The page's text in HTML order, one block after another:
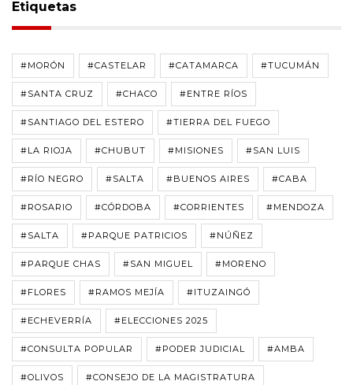
Etiquetas
#MORÓN #CASTELAR #CATAMARCA #TUCUMÁN
#SANTA CRUZ #CHACO #ENTRE RÍOS
#SANTIAGO DEL ESTERO #TIERRA DEL FUEGO
#LA RIOJA #CHUBUT #MISIONES #SAN LUIS
#RÍO NEGRO #SALTA #BUENOS AIRES #CABA
#ROSARIO #CÓRDOBA #CORRIENTES #MENDOZA
#SALTA #PARQUE PATRICIOS #NÚÑEZ
#PARQUE CHAS #SAN MIGUEL #MORENO
#FLORES #RAMOS MEJÍA #ITUZAINGÓ
#ECHEVERRÍA #ELECCIONES 2025
#CONSULTA POPULAR #PODER JUDICIAL #AMBA
#OLIVOS #CONSEJO DE LA MAGISTRATURA